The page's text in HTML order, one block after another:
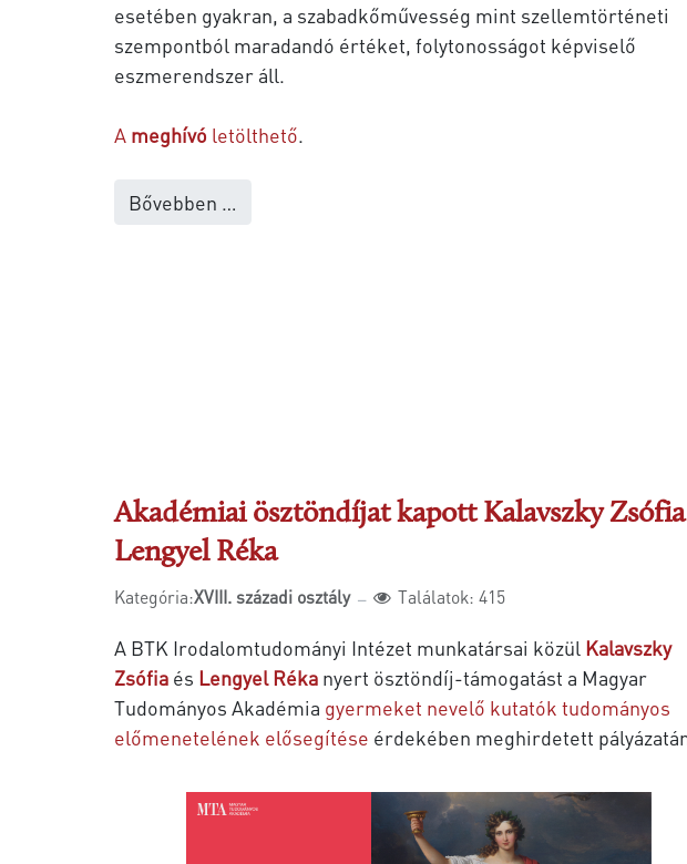
esetében gyakran, a szabadkőművesség mint szellemtörténeti
szempontból maradandó értéket, folytonosságot képviselő
eszmerendszer áll.
A meghívó letölthető.
Bővebben …
Akadémiai ösztöndíjat kapott Kalavszky Zsófia
Lengyel Réka
Kategória:XVIII. századi osztály Találatok: 415
A BTK Irodalomtudományi Intézet munkatársai közül Kalavszky
Zsófiaés Lengyel Rékanyert ösztöndíj-támogatást a Magyar
Tudományos Akadémia gyermeket nevelő kutatók tudományos
előmenetelének elősegítése érdekében meghirdetett